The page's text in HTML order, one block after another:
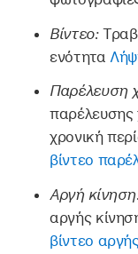
Βίντεο:
ενότητα
Παρέλευση
παρέλευσης
χρονική
βίντεο
Αργή
αργής
βίντεο